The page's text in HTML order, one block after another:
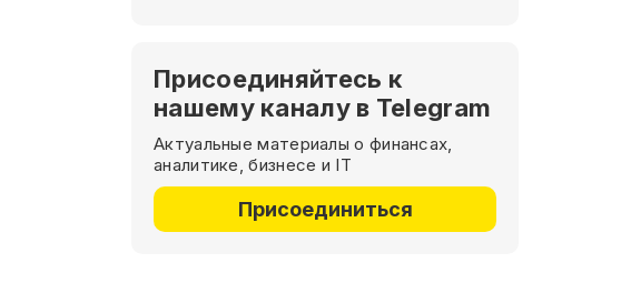
Присоединяйтесь к
нашему каналу в Telegram
Актуальные материалы о финансах,
аналитике, бизнесе и IT
Присоединиться